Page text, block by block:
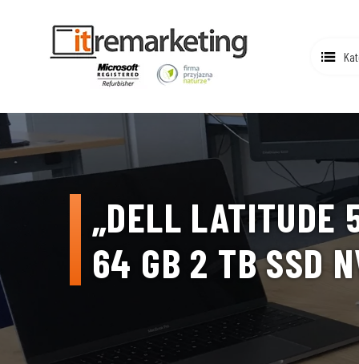
„DELL LATITUDE
64 GB 2 TB SSD